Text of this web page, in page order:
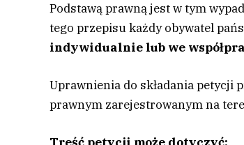
Podstawą prawną jest w tym
tego przepisu każdy obywatel
indywidualnie lub we
Uprawnienia do składania petycji
prawnym zarejestrowanym na